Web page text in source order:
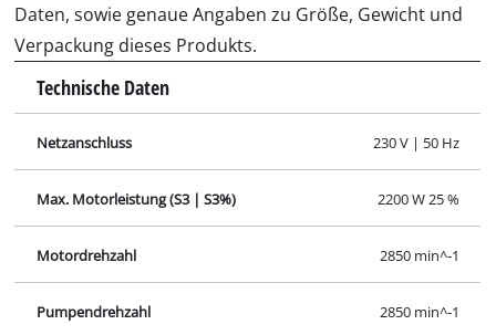
Daten, sowie genaue Angaben zu Größe, Gewicht und
Verpackung dieses Produkts.
Technische Daten
Netzanschluss 230 V | 50 Hz
Max. Motorleistung (S3 | S3%) 2200 W 25 %
Motordrehzahl 2850 min^-1
Pumpendrehzahl 2850 min^-1